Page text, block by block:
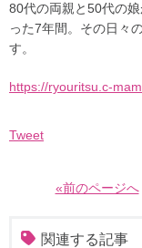
80代の両親と50代の
った7年間。その日々
す。
https://ryouritsu.c-
Tweet
«前のページへ
関連する記事